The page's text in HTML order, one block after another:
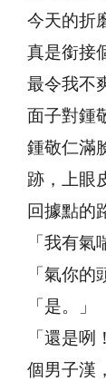
今天的折
真是銜接
最令我不
面子對鍾
鍾敬仁滿
跡，上眼
回據點的
「我有氣
「氣你的
「是。」
「還是
個男子漢